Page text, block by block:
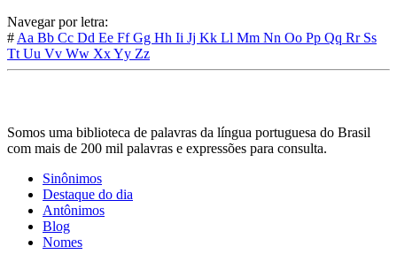
Navegar por letra:
# Aa Bb Cc Dd Ee FfGg Hh Ii Jj Kk Ll Mm Nn Oo Pp Qq Rr Ss
Tt Uu Vv Ww XxYy Zz
Somos uma biblioteca de palavras da língua portuguesa do Brasil
com mais de 200 mil palavras e expressões para consulta.
Sinônimos
Destaque do dia
Antônimos
Blog
Nomes